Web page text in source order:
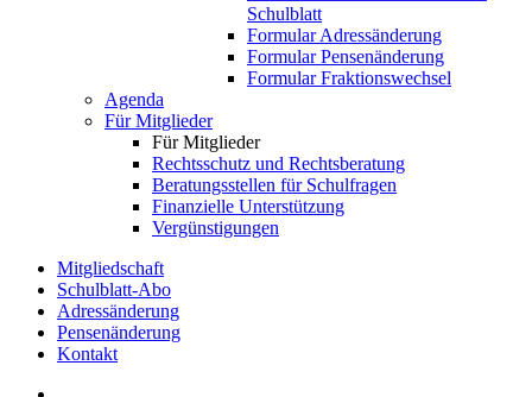
Schulblatt
Formular Adressänderung
Formular Pensenänderung
Formular Fraktionswechsel
Agenda
Für Mitglieder
Für Mitglieder
Rechtsschutz und Rechtsberatung
Beratungsstellen für Schulfragen
Finanzielle Unterstützung
Vergünstigungen
Mitgliedschaft
Schulblatt-Abo
Adressänderung
Pensenänderung
Kontakt